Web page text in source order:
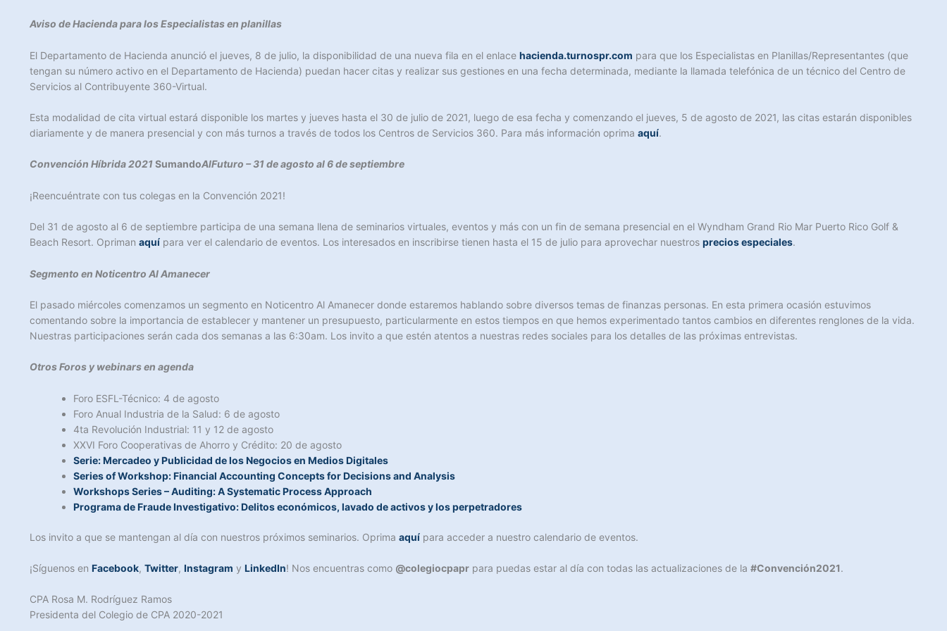
Aviso de Hacienda para los Especialistas en planillas
El Departamento de Hacienda anunció el jueves, 8 de julio, la disponibilidad de una nueva fila en el enlace hacienda.turnospr.com para que los Especialistas en Planillas/Representantes (que
tengan su número activo en el Departamento de Hacienda) puedan hacer citas y realizar sus gestiones en una fecha determinada, mediante la llamada telefónica de un técnico del Centro de
Servicios al Contribuyente 360-Virtual.
Esta modalidad de cita virtual estará disponible los martes y jueves hasta el 30 de julio de 2021, luego de esa fecha y comenzando el jueves, 5 de agosto de 2021, las citas estarán disponibles
diariamente y de manera presencial y con más turnos a través de todos los Centros de Servicios 360. Para más información oprima aquí.
Convención Híbrida 2021 SumandoAlFuturo – 31 de agosto al 6 de septiembre
¡Reencuéntrate con tus colegas en la Convención 2021!
Del 31 de agosto al 6 de septiembre participa de una semana llena de seminarios virtuales, eventos y más con un fin de semana presencial en el Wyndham Grand Rio Mar Puerto Rico Golf &
Beach Resort. Opriman aquí para ver el calendario de eventos. Los interesados en inscribirse tienen hasta el 15 de julio para aprovechar nuestros precios especiales.
Segmento en Noticentro Al Amanecer
El pasado miércoles comenzamos un segmento en Noticentro Al Amanecer donde estaremos hablando sobre diversos temas de finanzas personas. En esta primera ocasión estuvimos
comentando sobre la importancia de establecer y mantener un presupuesto, particularmente en estos tiempos en que hemos experimentado tantos cambios en diferentes renglones de la vida.
Nuestras participaciones serán cada dos semanas a las 6:30am. Los invito a que estén atentos a nuestras redes sociales para los detalles de las próximas entrevistas.
Otros Foros y webinars en agenda
Foro ESFL-Técnico: 4 de agosto
Foro Anual Industria de la Salud: 6 de agosto
4ta Revolución Industrial: 11 y 12 de agosto
XXVI Foro Cooperativas de Ahorro y Crédito: 20 de agosto
Serie: Mercadeo y Publicidad de los Negocios en Medios Digitales
Series of Workshop: Financial Accounting Concepts for Decisions and Analysis
Workshops Series – Auditing: A Systematic Process Approach
Programa de Fraude Investigativo: Delitos económicos, lavado de activos y los perpetradores
Los invito a que se mantengan al día con nuestros próximos seminarios. Oprima aquí para acceder a nuestro calendario de eventos.
¡Síguenos en Facebook, Twitter, Instagram y LinkedIn! Nos encuentras como @colegiocpapr para puedas estar al día con todas las actualizaciones de la #Convención2021.
CPA Rosa M. Rodríguez Ramos
Presidenta del Colegio de CPA 2020-2021